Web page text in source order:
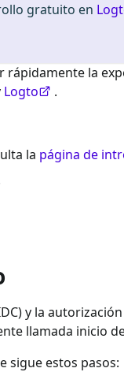
gratuito en
la
Logto
.
la página de
y la
llamada inicio
sigue estos pasos: